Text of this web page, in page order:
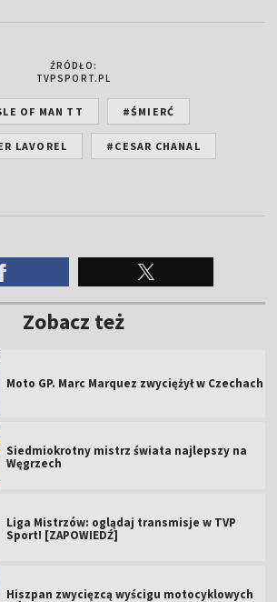
ŹRÓDŁO:
TVPSPORT.PL
OF MAN TT #ŚMIERĆ
LAVOREL #CESAR CHANAL
Zobacz też
Moto GP. Marc Marquez zwyciężył w Czechach
Siedmiokrotny mistrz świata najlepszy na
Węgrzech
Liga Mistrzów: oglądaj transmisje w TVP
Sport! [ZAPOWIEDŹ]
Hiszpan zwycięzcą wyścigu motocyklowych